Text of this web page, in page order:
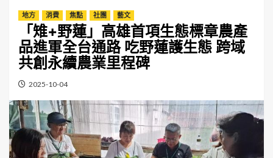
地方 消費 焦點 社團 藝文
「雉+野蓮」高雄首項生態標章農產
品進軍全台通路 吃野蓮護生態 跨域
共創永續農業里程碑
2025-10-04